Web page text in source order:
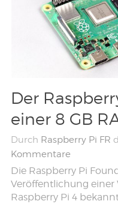
Der
einer 8 GB
Durch Raspberry Pi FR
Kommentare
Die Raspberry Pi
Veröffentlichung einer
Raspberry Pi 4